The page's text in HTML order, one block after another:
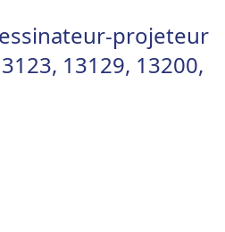
projeteur
13129, 13200,